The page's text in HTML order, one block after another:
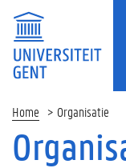
Home Organisatie